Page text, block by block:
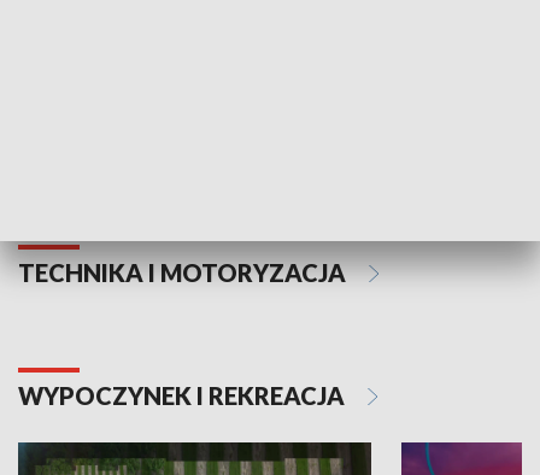
TECHNIKA I MOTORYZACJA
WYPOCZYNEK I REKREACJA